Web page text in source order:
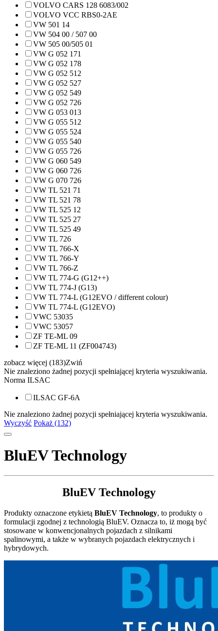
VOLVO CARS 128 6083/002
VOLVO VCC RBS0-2AE
VW 501 14
VW 504 00 / 507 00
VW 505 00/505 01
VW G 052 171
VW G 052 178
VW G 052 512
VW G 052 527
VW G 052 549
VW G 052 726
VW G 053 013
VW G 055 512
VW G 055 524
VW G 055 540
VW G 055 726
VW G 060 549
VW G 060 726
VW G 070 726
VW TL 521 71
VW TL 521 78
VW TL 525 12
VW TL 525 27
VW TL 525 49
VW TL 726
VW TL 766-X
VW TL 766-Y
VW TL 766-Z
VW TL 774-G (G12++)
VW TL 774-J (G13)
VW TL 774-L (G12EVO / different colour)
VW TL 774-L (G12EVO)
VWC 53035
VWC 53057
ZF TE-ML 09
ZF TE-ML 11 (ZF004743)
zobacz więcej (183)Zwiń
Nie znaleziono żadnej pozycji spełniającej kryteria wyszukiwania.
Norma ILSAC
ILSAC GF-6A
Nie znaleziono żadnej pozycji spełniającej kryteria wyszukiwania.
Wyczyść Pokaż (132)
BluEV Technology
BluEV Technology
Produkty oznaczone etykietą BluEV Technology, to produkty o
formulacji zgodnej z technologią BluEV. Oznacza to, iż mogą być
stosowane w konwencjonalnych pojazdach z silnikami
spalinowymi, a także w wybranych pojazdach elektrycznych i
hybrydowych.